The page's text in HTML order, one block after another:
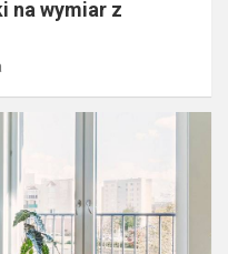
na wymiar z